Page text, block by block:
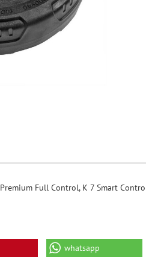
Full Control, K 7 Smart
whatsapp